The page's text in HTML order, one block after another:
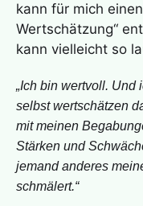
kann für mich
Wertschätzung“
kann vielleicht so
„Ich bin wertvoll. Und
selbst wertschätzen
mit meinen
Stärken und
jemand anderes
schmälert.“